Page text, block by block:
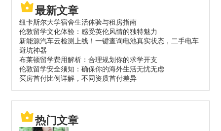
最新文章
纽卡斯尔大学宿舍生活体验与租房指南
伦敦留学文化体验：感受英伦风情的独特魅力
新能源汽车云检测上线！一键查询电池真实状态，二手电车
避坑神器
布莱顿留学费用解析：合理规划你的求学开支
伦敦留学安全须知：确保你的海外生活无忧无虑
买房首付比例详解，不同资质首付差异
热门文章